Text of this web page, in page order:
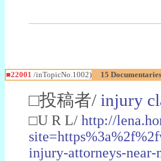
■22001 /inTopicNo.1002) 15
□投稿者/ injury
□U R L/ http://
injury-attorneys-near-